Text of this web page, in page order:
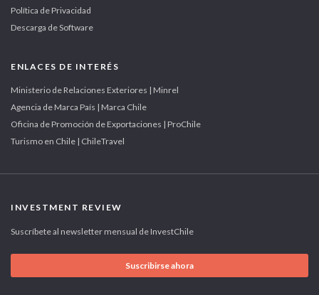
Política de Privacidad
Descarga de Software
ENLACES DE INTERÉS
Ministerio de Relaciones Exteriores | Minrel
Agencia de Marca País | Marca Chile
Oficina de Promoción de Exportaciones | ProChile
Turismo en Chile | ChileTravel
INVESTMENT REVIEW
Suscríbete al newsletter mensual de InvestChile
Suscribirse ahora